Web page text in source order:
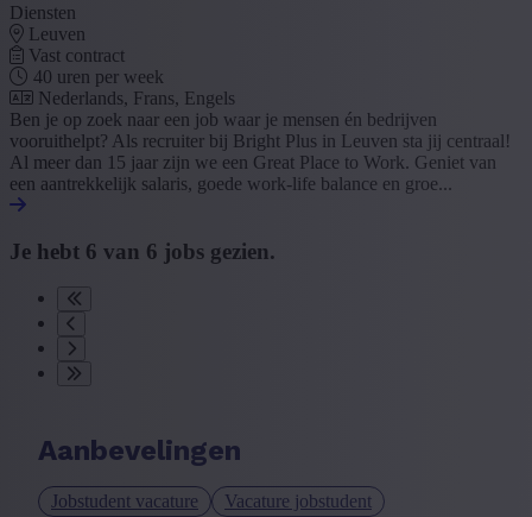
Diensten
Leuven
Vast contract
40 uren per week
Nederlands, Frans, Engels
Ben je op zoek naar een job waar je mensen én bedrijven
vooruithelpt? Als recruiter bij Bright Plus in Leuven sta jij centraal!
Al meer dan 15 jaar zijn we een Great Place to Work. Geniet van
een aantrekkelijk salaris, goede work-life balance en groe...
Je hebt 6 van 6 jobs gezien.
Aanbevelingen
Jobstudent vacature
Vacature jobstudent